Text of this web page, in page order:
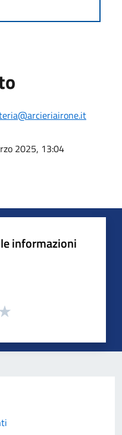
2025, 13:04
informazioni